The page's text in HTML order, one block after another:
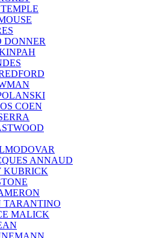
DONNER
COEN
ANNAUD
KUBRICK
TARANTINO
MALICK